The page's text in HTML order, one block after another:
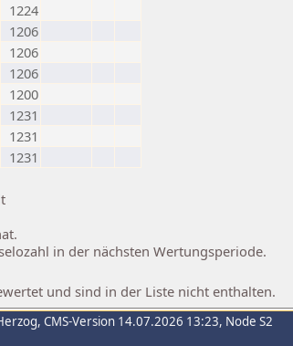
1224
1206
1206
1206
1200
1231
1231
1231
in der nächsten Wertungsperiode.
und sind in der Liste nicht enthalten.
, CMS-Version 14.07.2026 13:23, Node S2